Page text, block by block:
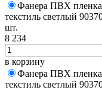
Фанера ПВХ пленка
текстиль светлый
шт.
8 234
в корзину
Фанера ПВХ пленка
текстиль светлый